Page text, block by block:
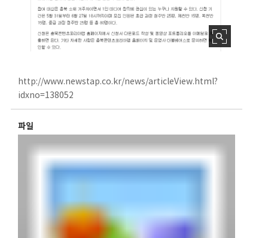
http://www.newstap.co.kr/news/articleView.html?
idxno=138052
파일